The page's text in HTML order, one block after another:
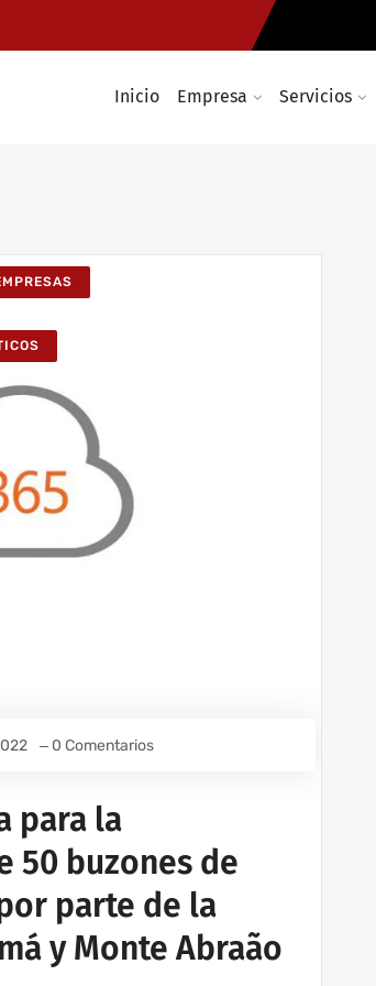
Inicio Empresa Servicios
0 Comentarios
para la
50 buzones de
parte de la
y Monte Abraão